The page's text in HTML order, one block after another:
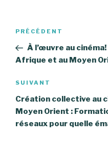
Navigation
l’article
Article
précédent
PRÉCÉDENT
À l’œuvre au
Afrique et au Moyen
Article
suivant
SUIVANT
Création collective au
Moyen Orient :
réseaux pour quelle